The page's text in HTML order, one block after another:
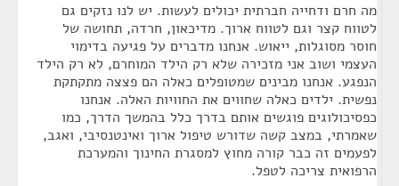
מה חרם ודחייה חברתית יכולים לעשות. יש לנו נזקים גם
לטווח קצר וגם לטווח ארוך. מדיכאון, חרדה, תחושה של
חוסר מסוגלות, ייאוש. אנחנו מדברים על פגיעה בדימוי
העצמי ושוב אני מזכירה שלא רק הילד המוחרם, לא רק הילד
הנפגע. אנחנו מבינים שמטופלים כאלה הם פצצה מתקתקת
נפשית. ילדים כאלה שחווים את החוויות האלה. אנחנו
כפסיכולוגים פוגשים אותם בדרך כלל בהמשך הדרך, כמו
שאמרתי, במצב קשה שדורש טיפול ארוך ואינטנסיבי, ואגב,
לפעמים זה כבר קורה מחוץ למסגרת החינוך והמערכת
הרפואית צריכה לטפל.